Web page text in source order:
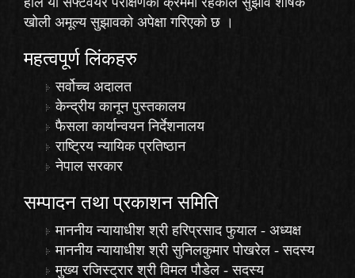
खोली अमूल्य सुझावको अपेक्षा गरिएको छ ।
महत्वपूर्ण लिंकहरु
सर्वोच्च अदालत
केन्द्रीय कानून पुस्तकालय
फैसला कार्यान्वयन निर्देशनालय
राष्ट्रिय न्यायिक प्रतिष्ठान
नेपाल सरकार
सम्पादन तथा प्रकाशन समिति
माननीय न्यायाधीश श्री हरिप्रसाद फुयाल - अध्यक्ष
माननीय न्यायाधीश श्री सुनिलकुमार पोखरेल - सदस्य
मुख्य रजिस्ट्रार श्री विमल पौडेल - सदस्य